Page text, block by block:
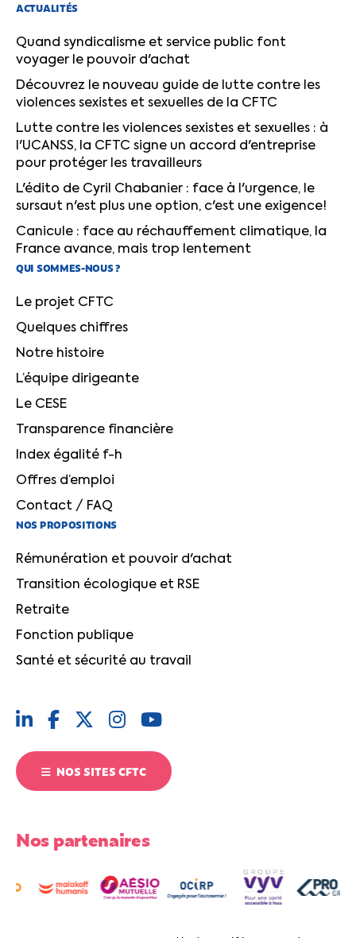
ACTUALITÉS
Quand syndicalisme et service public font
voyager le pouvoir d'achat
Découvrez le nouveau guide de lutte contre les
violences sexistes et sexuelles de la CFTC
Lutte contre les violences sexistes et sexuelles : à
l'UCANSS, la CFTC signe un accord d'entreprise
pour protéger les travailleurs
L'édito de Cyril Chabanier : face à l'urgence, le
sursaut n'est plus une option, c'est une exigence!
Canicule : face au réchauffement climatique, la
France avance, mais trop lentement
QUI SOMMES-NOUS ?
Le projet CFTC
Quelques chiffres
Notre histoire
L’équipe dirigeante
Le CESE
Transparence financière
Index égalité f-h
Offres d’emploi
Contact / FAQ
NOS PROPOSITIONS
Rémunération et pouvoir d'achat
Transition écologique et RSE
Retraite
Fonction publique
Santé et sécurité au travail
NOS SITES CFTC
Nos partenaires